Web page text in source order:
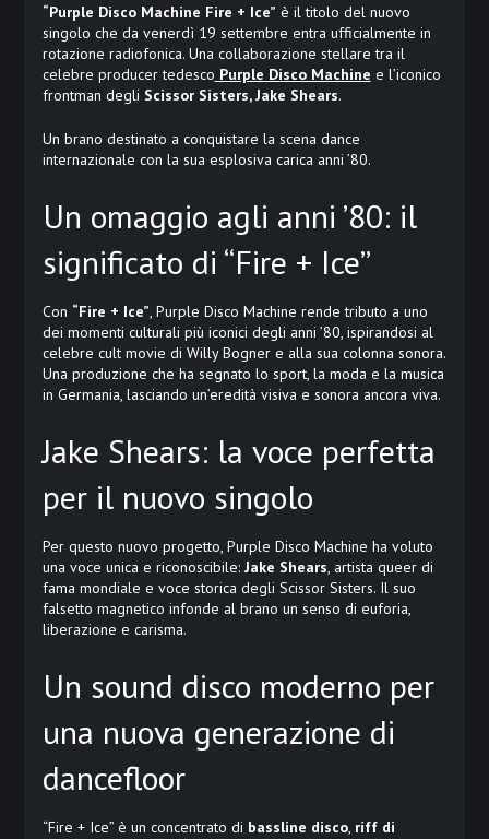
“Purple Disco Machine Fire + Ice” è il titolo del nuovo
singolo che da venerdì 19 settembre entra ufficialmente in
rotazione radiofonica. Una collaborazione stellare tra il
celebre producer tedesco Purple Disco Machine e l’iconico
frontman degli Scissor Sisters, Jake Shears.
Un brano destinato a conquistare la scena dance
internazionale con la sua esplosiva carica anni ’80.
Un omaggio agli anni ’80: il
significato di “Fire + Ice”
Con “Fire + Ice”, Purple Disco Machine rende tributo a uno
dei momenti culturali più iconici degli anni ’80, ispirandosi al
celebre cult movie di Willy Bogner e alla sua colonna sonora.
Una produzione che ha segnato lo sport, la moda e la musica
in Germania, lasciando un’eredità visiva e sonora ancora viva.
Jake Shears: la voce perfetta
per il nuovo singolo
Per questo nuovo progetto, Purple Disco Machine ha voluto
una voce unica e riconoscibile: Jake Shears, artista queer di
fama mondiale e voce storica degli Scissor Sisters. Il suo
falsetto magnetico infonde al brano un senso di euforia,
liberazione e carisma.
Un sound disco moderno per
una nuova generazione di
dancefloor
“Fire + Ice” è un concentrato di bassline disco, riff di